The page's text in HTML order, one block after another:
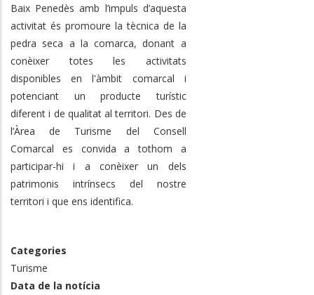
Baix Penedès amb l’impuls d’aquesta
activitat és promoure la tècnica de la
pedra seca a la comarca, donant a
conèixer totes les activitats
disponibles en l'àmbit comarcal i
potenciant un producte turístic
diferent i de qualitat al territori. Des de
l’Àrea de Turisme del Consell
Comarcal es convida a tothom a
participar-hi i a conèixer un dels
patrimonis intrínsecs del nostre
territori i que ens identifica.
Categories
Turisme
Data de la notícia